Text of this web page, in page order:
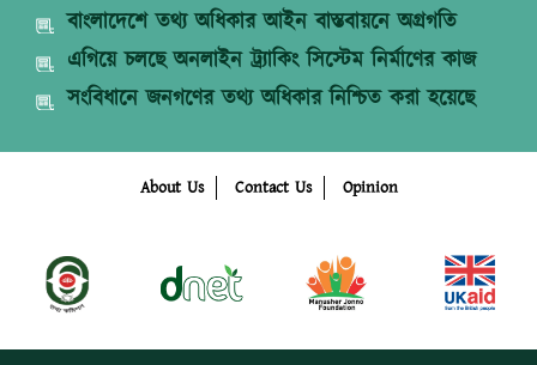
বাংলাদেশে তথ্য অধিকার আইন বাস্তবায়নে অগ্রগতি
এগিয়ে চলছে অনলাইন ট্র্যাকিং সিস্টেম নির্মাণের কাজ
সংবিধানে জনগণের তথ্য অধিকার নিশ্চিত করা হয়েছে
About Us Contact Us Opinion